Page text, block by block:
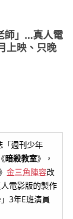
師」…真人電
上映、只晚
「週刊少年
暗殺教室》，
金三角陣容改
電影版的製作
3年E班演員